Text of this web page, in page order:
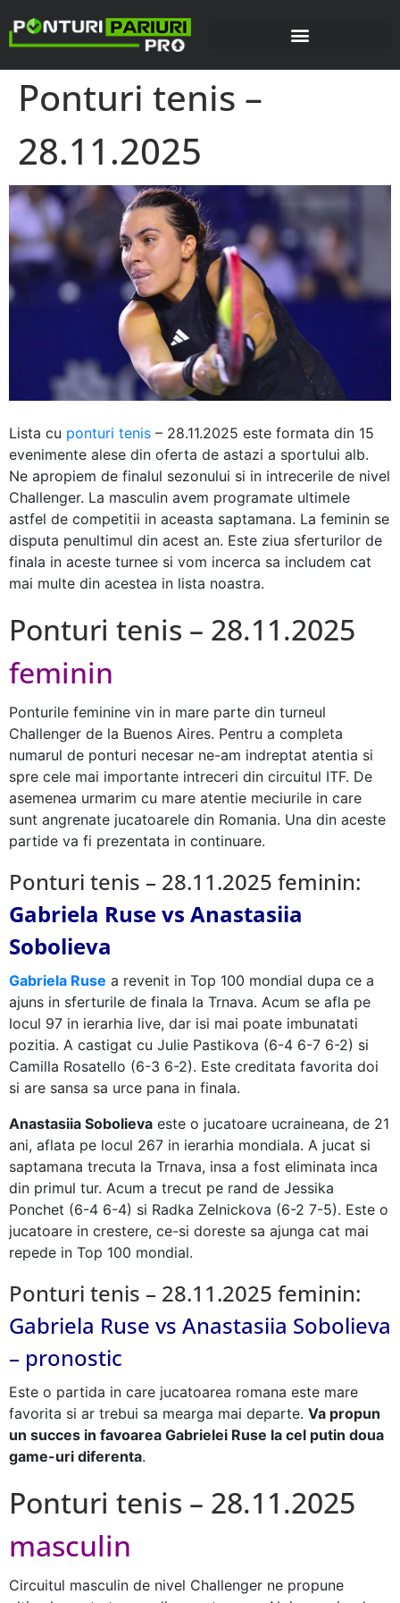
Ponturi tenis –
28.11.2025
Lista cu ponturi tenis – 28.11.2025 este formata din 15
evenimente alese din oferta de astazi a sportului alb.
Ne apropiem de finalul sezonului si in intrecerile de nivel
Challenger. La masculin avem programate ultimele
astfel de competitii in aceasta saptamana. La feminin se
disputa penultimul din acest an. Este ziua sferturilor de
finala in aceste turnee si vom incerca sa includem cat
mai multe din acestea in lista noastra.
Ponturi tenis – 28.11.2025
feminin
Ponturile feminine vin in mare parte din turneul
Challenger de la Buenos Aires. Pentru a completa
numarul de ponturi necesar ne-am indreptat atentia si
spre cele mai importante intreceri din circuitul ITF. De
asemenea urmarim cu mare atentie meciurile in care
sunt angrenate jucatoarele din Romania. Una din aceste
partide va fi prezentata in continuare.
Ponturi tenis – 28.11.2025 feminin:
Gabriela Ruse vs Anastasiia
Sobolieva
Gabriela Ruse a revenit in Top 100 mondial dupa ce a
ajuns in sferturile de finala la Trnava. Acum se afla pe
locul 97 in ierarhia live, dar isi mai poate imbunatati
pozitia. A castigat cu Julie Pastikova (6-4 6-7 6-2) si
Camilla Rosatello (6-3 6-2). Este creditata favorita doi
si are sansa sa urce pana in finala.
Anastasiia Sobolieva este o jucatoare ucraineana, de 21
ani, aflata pe locul 267 in ierarhia mondiala. A jucat si
saptamana trecuta la Trnava, insa a fost eliminata inca
din primul tur. Acum a trecut pe rand de Jessika
Ponchet (6-4 6-4) si Radka Zelnickova (6-2 7-5). Este o
jucatoare in crestere, ce-si doreste sa ajunga cat mai
repede in Top 100 mondial.
Ponturi tenis – 28.11.2025 feminin:
Gabriela Ruse vs Anastasiia Sobolieva
– pronostic
Este o partida in care jucatoarea romana este mare
favorita si ar trebui sa mearga mai departe. Va propun
un succes in favoarea Gabrielei Ruse la cel putin doua
game-uri diferenta.
Ponturi tenis – 28.11.2025
masculin
Circuitul masculin de nivel Challenger ne propune